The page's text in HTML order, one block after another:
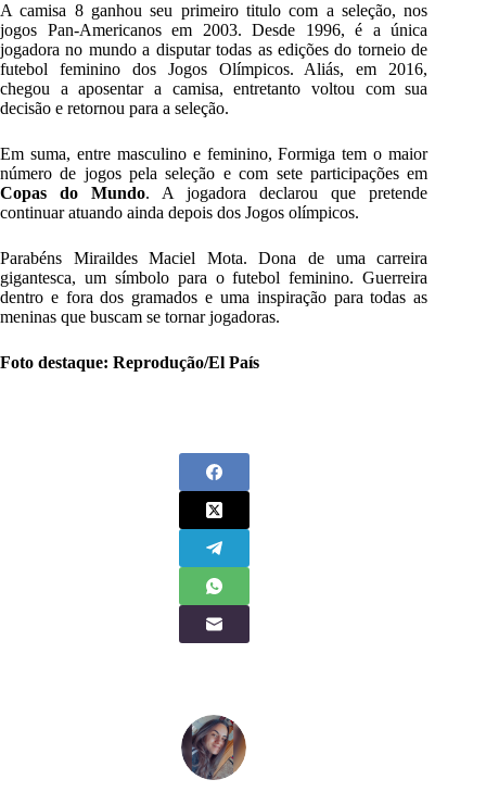
A camisa 8 ganhou seu primeiro titulo com a seleção, nos
jogos Pan-Americanos em 2003. Desde 1996, é a única
jogadora no mundo a disputar todas as edições do torneio de
futebol feminino dos Jogos Olímpicos. Aliás, em 2016,
chegou a aposentar a camisa, entretanto voltou com sua
decisão e retornou para a seleção.
Em suma, entre masculino e feminino, Formiga tem o maior
número de jogos pela seleção e com sete participações em
Copas do Mundo. A jogadora declarou que pretende
continuar atuando ainda depois dos Jogos olímpicos.
Parabéns Miraildes Maciel Mota. Dona de uma carreira
gigantesca, um símbolo para o futebol feminino. Guerreira
dentro e fora dos gramados e uma inspiração para todas as
meninas que buscam se tornar jogadoras.
Foto destaque: Reprodução/El País